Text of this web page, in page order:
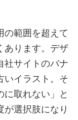
の範囲を超えて
あります。デザ
社サイトのバナ
いイラスト。そ
に取れない」と
が選択肢になり